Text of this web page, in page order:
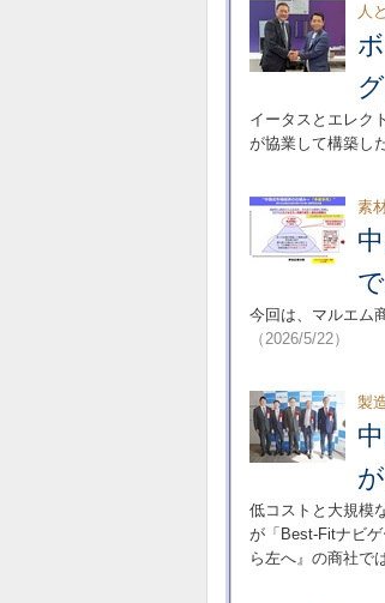
人
イータスとエレク
が協業して構築し
素
今回は、マルエム
（2026/5/22）
製
低コストと大規模
が「Best-Fitナビ
ら左へ』の商社で